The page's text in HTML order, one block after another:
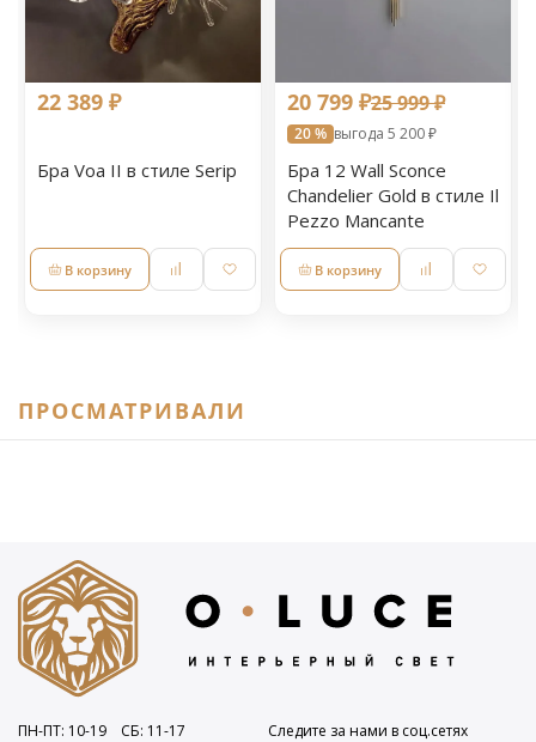
22 389 ₽
Бра Voa II в стиле Serip
В корзину
20 799 ₽25 999 ₽
20 % выгода 5 200 ₽
Бра 12 Wall Sconce
Chandelier Gold в стиле Il
Pezzo Mancante
В корзину
ПРОСМАТРИВАЛИ
ПН-ПТ: 10-19 СБ: 11-17
Следите за нами в соц.сетях